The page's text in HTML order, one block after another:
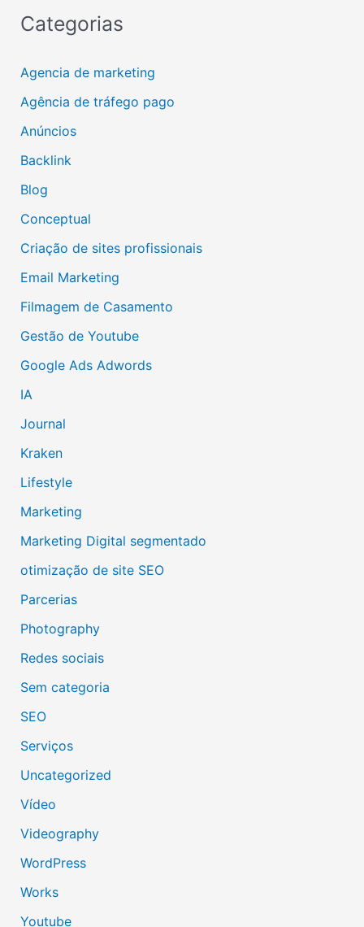
Categorias
Agencia de marketing
Agência de tráfego pago
Anúncios
Backlink
Blog
Conceptual
Criação de sites profissionais
Email Marketing
Filmagem de Casamento
Gestão de Youtube
Google Ads Adwords
IA
Journal
Kraken
Lifestyle
Marketing
Marketing Digital segmentado
otimização de site SEO
Parcerias
Photography
Redes sociais
Sem categoria
SEO
Serviços
Uncategorized
Vídeo
Videography
WordPress
Works
Youtube